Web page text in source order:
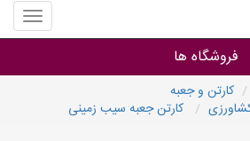
منوی
سایت
سازی
فروشگاه ها
کارتن جعبه
کارتن و جعبه
کارتن جعبه سیب زمینی